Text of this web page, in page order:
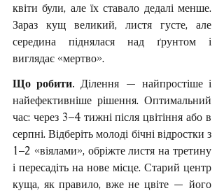
квіти були, але їх ставало дедалі менше.
Зараз кущ великий, листя густе, але
середина піднялася над ґрунтом і
виглядає «мертво».
Що робити. Ділення — найпростіше і
найефективніше рішення. Оптимальний
час: через 3–4 тижні після цвітіння або в
серпні. Відберіть молоді бічні відростки з
1–2 «віялами», обріжте листя на третину
і пересадіть на нове місце. Старий центр
куща, як правило, вже не цвіте — його